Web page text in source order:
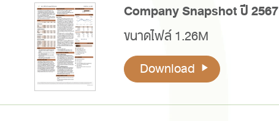
Company Snapshot ปี 2567
ขนาดไฟล์ 1.26M
Download